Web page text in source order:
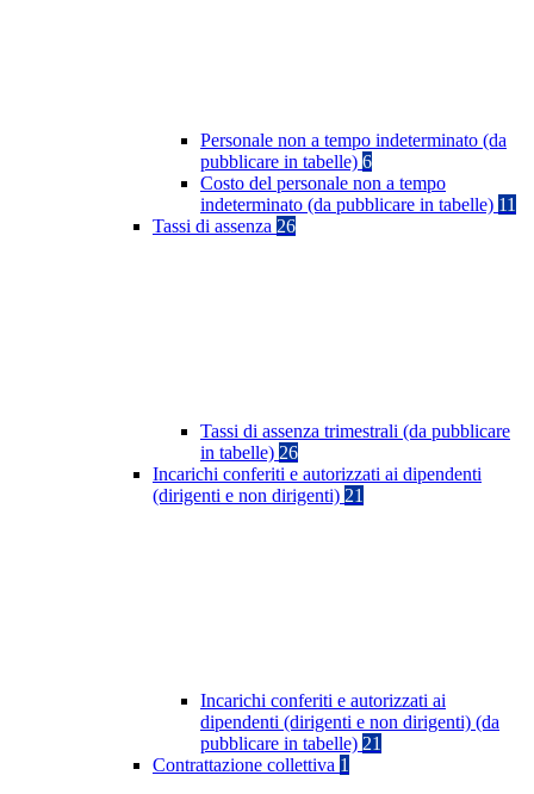
Personale non a tempo indeterminato (da
pubblicare in tabelle) 6
Costo del personale non a tempo
indeterminato (da pubblicare in tabelle) 11
Tassi di assenza 26
Tassi di assenza trimestrali (da pubblicare
in tabelle) 26
Incarichi conferiti e autorizzati ai dipendenti
(dirigenti e non dirigenti) 21
Incarichi conferiti e autorizzati ai
dipendenti (dirigenti e non dirigenti) (da
pubblicare in tabelle) 21
Contrattazione collettiva 1